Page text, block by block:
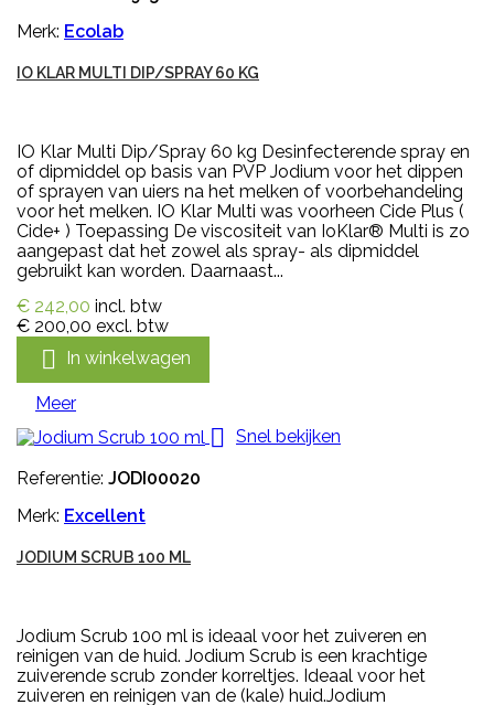
Merk: Ecolab
IO KLAR MULTI DIP/SPRAY 60 KG
IO Klar Multi Dip/Spray 60 kg Desinfecterende spray en
of dipmiddel op basis van PVP Jodium voor het dippen
of sprayen van uiers na het melken of voorbehandeling
voor het melken. IO Klar Multi was voorheen Cide Plus (
Cide+ ) Toepassing De viscositeit van IoKlar® Multi is zo
aangepast dat het zowel als spray- als dipmiddel
gebruikt kan worden. Daarnaast...
€ 242,00 incl. btw
€ 200,00 excl. btw
 In winkelwagen
Meer
 Snel bekijken
Referentie: JODI00020
Merk: Excellent
JODIUM SCRUB 100 ML
Jodium Scrub 100 ml is ideaal voor het zuiveren en
reinigen van de huid. Jodium Scrub is een krachtige
zuiverende scrub zonder korreltjes. Ideaal voor het
zuiveren en reinigen van de (kale) huid.Jodium